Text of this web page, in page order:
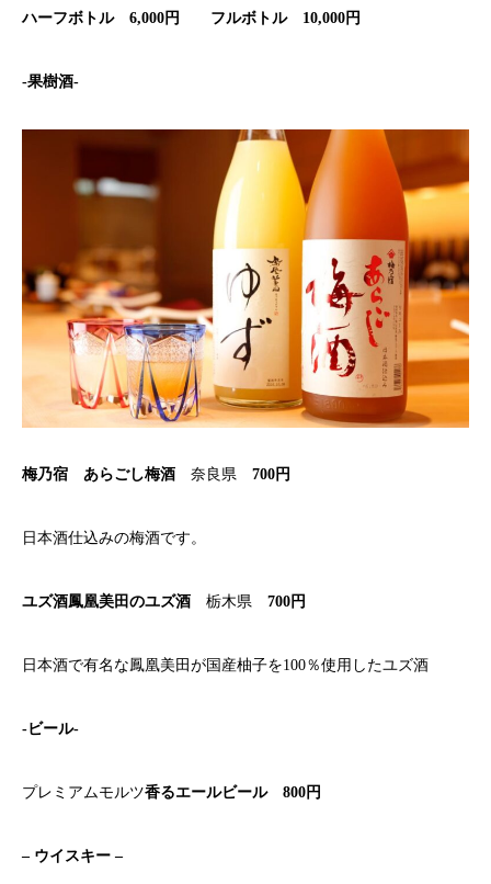
ハーフボトル 6,000円 フルボトル 10,000円
-果樹酒-
梅乃宿 あらごし梅酒 奈良県 700円
日本酒仕込みの梅酒です。
ユズ酒鳳凰美田のユズ酒 栃木県 700円
日本酒で有名な鳳凰美田が国産柚子を100％使用したユズ酒
-ビール-
プレミアムモルツ香るエールビール 800円
– ウイスキー –